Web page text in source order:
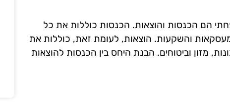
הם הכנסות והוצאות. הכנסות כוללות את כל
והשקעות. הוצאות, לעומת זאת, כוללות את
מזון וביטוחים. הבנת היחס בין הכנסות להוצאות